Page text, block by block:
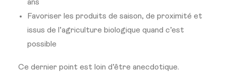
ans
Favoriser les produits de saison, de proximité et
issus de l’agriculture biologique quand c’est
possible
Ce dernier point est loin d’être anecdotique.